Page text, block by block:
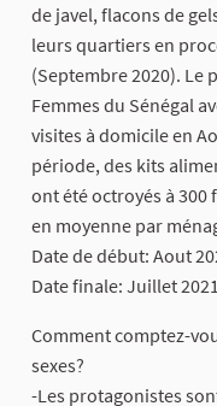
de javel, flacons de
leurs quartiers en
(Septembre 2020). Le
Femmes du Sénégal
visites à domicile en
période, des kits
ont été octroyés à
en moyenne par
Date de début: Aout
Date finale: Juillet 2021
Comment comptez-
sexes?
-Les protagonistes